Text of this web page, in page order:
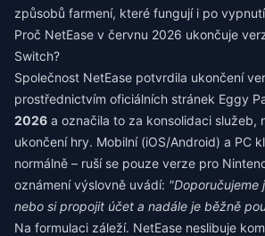
způsobů farmení, které fungují i po
Proč NetEase v červnu 2026 ukončuje
Switch?
Společnost NetEase potvrdila ukončení
prostřednictvím oficiálních stránek Eggy
2026 a označila to za konsolidaci služeb,
ukončení hry. Mobilní (iOS/Android) a PC
normálně – ruší se pouze verze pro
oznámení výslovně uvádí: "Doporučujeme
nebo si propojit účet a nadále je běžně
Na formulaci záleží. NetEase neslibuje